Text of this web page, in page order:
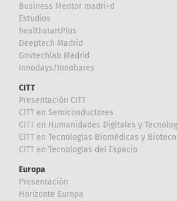
Business Mentor madri+d
Estudios
healthstartPlus
Deeptech Madrid
Govtechlab Madrid
Innodays/Innobares
CITT
Presentación CITT
CITT en Semiconductores
CITT en Humanidades Digitales y
CITT en Tecnologías Biomédicas y
CITT en Tecnologías del Espacio
Europa
Presentación
Horizonte Europa